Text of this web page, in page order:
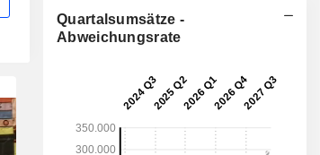
Quartalsumsätze -
Abweichungsrate